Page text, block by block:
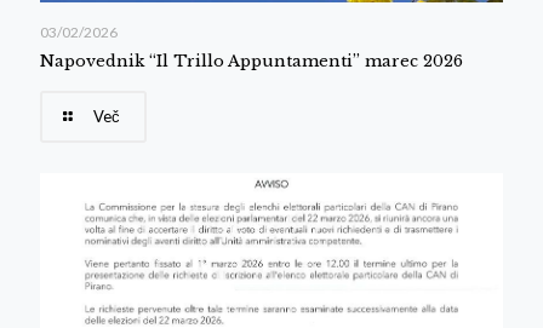
03/02/2026
Napovednik “Il Trillo Appuntamenti” marec 2026
Več